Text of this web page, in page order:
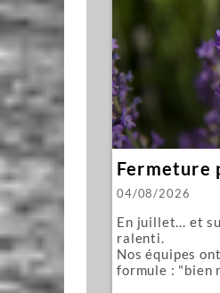
Fermeture
04/08/2026
En juillet... et
ralenti.
Nos équipes
formule : "bien